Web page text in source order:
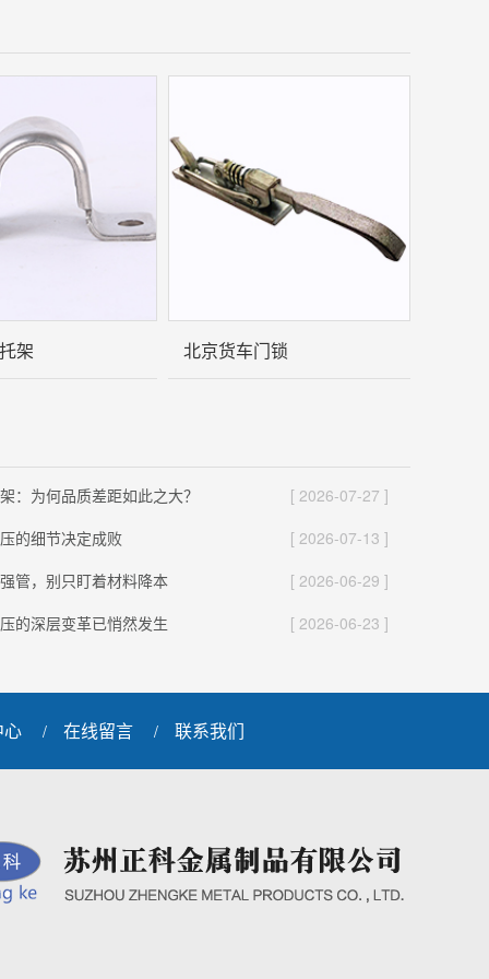
架 北京货车门锁
：为何品质差距如此之大？
[ 2026-07-27 ]
的细节决定成败
[ 2026-07-13 ]
管，别只盯着材料降本
[ 2026-06-29 ]
的深层变革已悄然发生 [ 2026-06-23 ]
心 / 在线留言 / 联系我们